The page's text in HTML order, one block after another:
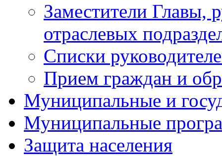
Заместители Главы,
отраслевых
Списки
Прием граждан и
Муниципальные и
Муниципальные
Защита населения